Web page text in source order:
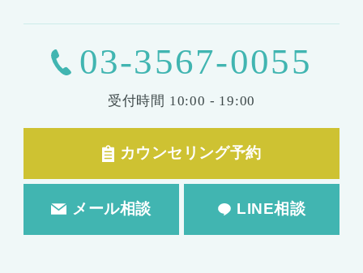
03-3567-0055
受付時間 10:00 - 19:00
カウンセリング予約
メール相談 LINE相談